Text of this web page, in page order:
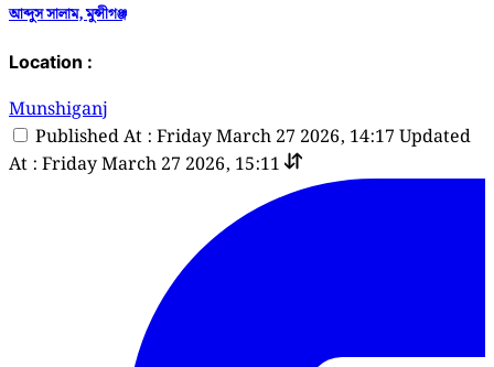
আব্দুস সালাম, মুন্সীগঞ্জ
Location :
Munshiganj
Published At : Friday March 27 2026, 14:17 Updated
At : Friday March 27 2026, 15:11